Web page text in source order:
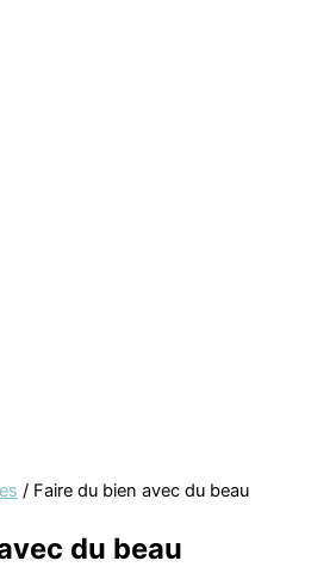
/ Faire du bien avec du beau
du beau